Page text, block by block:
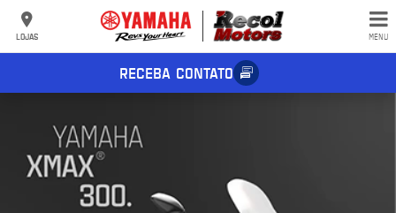
LOJAS MENU
RECEBA CONTATO